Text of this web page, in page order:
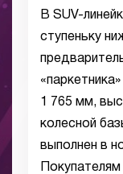
В SUV-
ступеньку
1 765 мм,
колесной
выполнен в